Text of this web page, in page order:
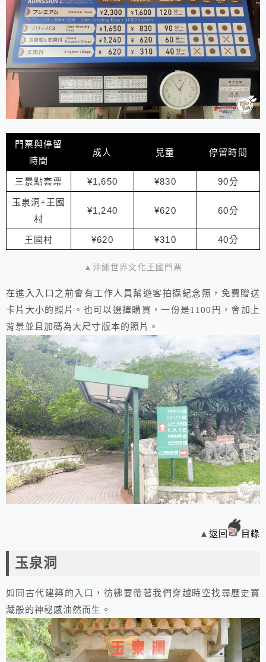
門票與停留
時間
成人 兒童 停留時間
三景點套票 ¥1,650 ¥830 90分
玉泉洞+王國
村
¥1,240 ¥620 60分
王國村 ¥620 ¥310 40分
▲沖繩世界文化王國門票
在進入入口之前會有工作人員幫遊客拍攝紀念照，免費贈送
卡片大小的照片。也可以選擇購買，一份是1100円，會加上
背景並且加碼為大尺寸版本的照片。
▲ 返回 目錄
玉泉洞
如同古代建築的入口，彷彿要帶著我們穿越時空找尋歷史寶
藏般的神秘感油然而生。